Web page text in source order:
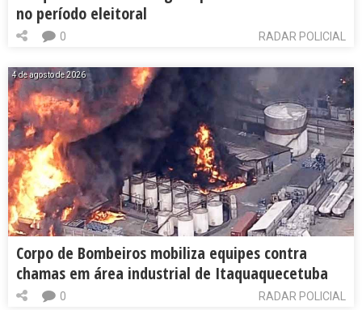
no período eleitoral
RADAR POLICIAL
0
4 de agosto de 2026
Corpo de Bombeiros mobiliza equipes contra
chamas em área industrial de Itaquaquecetuba
RADAR POLICIAL
0